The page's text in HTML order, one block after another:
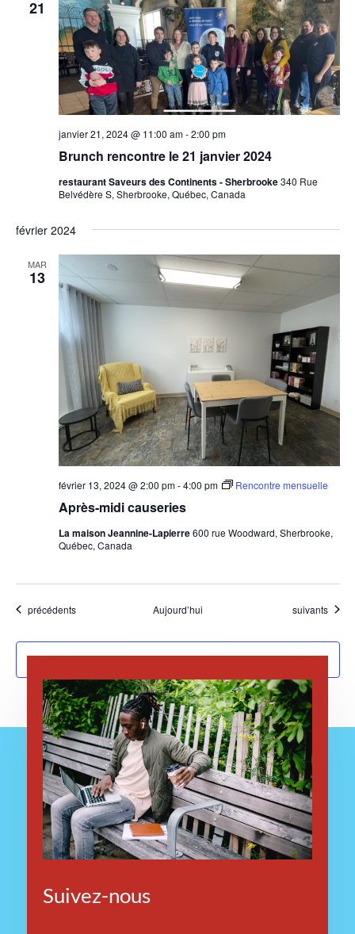
21
Brunch rencontre le 21 janvier 2024
janvier 21, 2024 @ 11:00 am-2:00 pm
restaurant Saveurs des Continents - Sherbrooke340 Rue
Belvédère S, Sherbrooke, Québec, Canada
février 2024
MAR
13
Après-midi causeries
février 13, 2024 @ 2:00 pm-4:00 pm Rencontre mensuelle
La maison Jeannine-Lapierre600 rue Woodward, Sherbrooke,
Québec, Canada
Évènements
précédents Aujourd’hui Évènements
suivants
S’abonner au calendrier
Suivez-nous